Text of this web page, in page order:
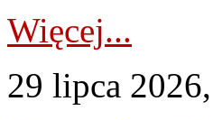
Więcej...
29 lipca